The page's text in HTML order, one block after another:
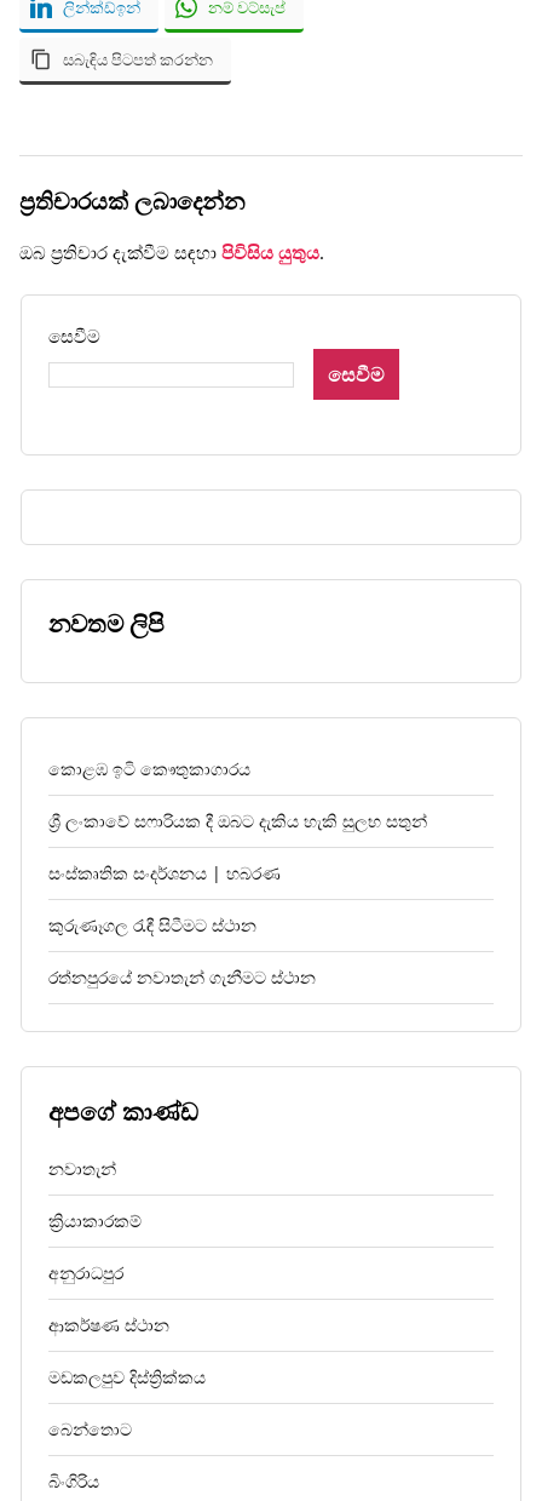
ලින්ක්ඩ්ඉන් නම් වට්සැප්
සබැඳිය පිටපත් කරන්න
ප්‍රතිචාරයක් ලබාදෙන්න
ඔබ ප්‍රතිචාර දැක්වීම සඳහා පිවිසිය යුතුය.
සෙවීම
සෙවීම
නවතම ලිපි
කොළඹ ඉටි කෞතුකාගාරය
ශ්‍රී ලංකාවේ සෆාරියක දී ඔබට දැකිය හැකි සුලභ සතුන්
සංස්කෘතික සංදර්ශනය | හබරණ
කුරුණෑගල රැඳී සිටීමට ස්ථාන
රත්නපුරයේ නවාතැන් ගැනීමට ස්ථාන
අපගේ කාණ්ඩ
නවාතැන්
ක්‍රියාකාරකම්
අනුරාධපුර
ආකර්ෂණ ස්ථාන
මඩකලපුව දිස්ත්‍රික්කය
බෙන්තොට
බිංගිරිය